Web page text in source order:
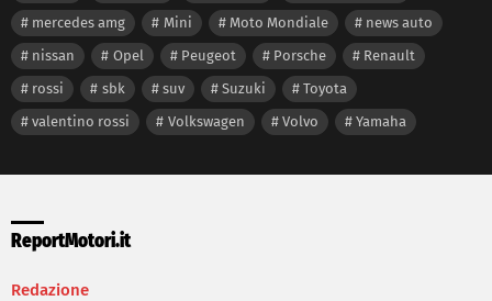
mercedes amg
Mini Moto Mondiale
news auto
nissan
Opel Peugeot Porsche
Renault
rossi
sbk suv Suzuki
Toyota
valentino rossi
Volkswagen Volvo Yamaha
ReportMotori.it
Redazione